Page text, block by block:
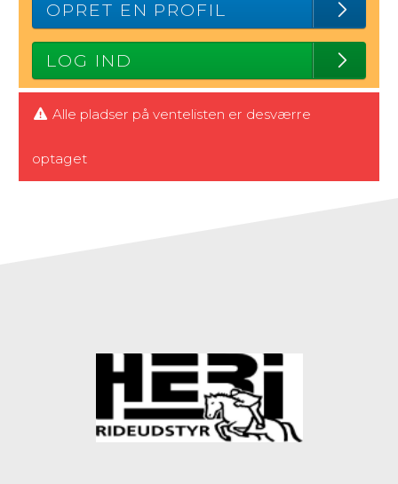
OPRET EN PROFIL
LOG IND
Alle pladser på ventelisten er desværre
optaget